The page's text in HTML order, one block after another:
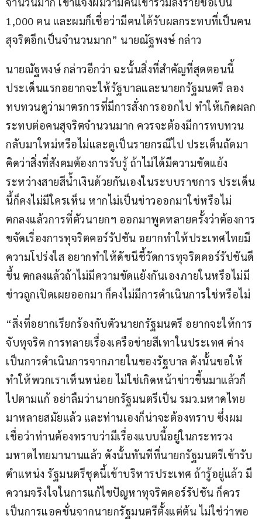
1,000 คน และผมก็เชื่อว่ามีคนได้รับผลกระทบที่เป็นคน
สุจริตอีกเป็นจำนวนมาก” นายณัฐพงษ์ กล่าว
นายณัฐพงษ์ กล่าวอีกว่า ฉะนั้นสิ่งที่สำคัญที่สุดตอนนี้
ประเด็นแรกอยากจะให้รัฐบาลและนายกรัฐมนตรี ลอง
ทบทวนดูว่ามาตรการที่มีการสั่งการออกไป ทำให้เกิดผลก
ระทบต่อคนสุจริตจำนวนมาก ควรจะต้องมีการทบทวน
กลับมาใหม่หรือไม่และดูเป็นรายกรณีไป ประเด็นถัดมา
คิดว่าสิ่งที่สังคมต้องการรับรู้ ถ้าไม่ได้มีความขัดแย้ง
ระหว่างสายสีน้ำเงินด้วยกันเองในระบบราชการ ประเด็น
นี้ก็คงไม่มีใครเห็น หากไม่เป็นข่าวออกมาใช่หรือไม่
ตกลงแล้วการที่ตัวนายกฯ ออกมาพูดหลายครั้งว่าต้องการ
ขจัดเรื่องการทุจริตคอร์รัปชัน อยากทำให้ประเทศไทยมี
ความโปร่งใส อยากทำให้ดัชนีชี้วัดการทุจริตคอร์รัปชันดี
ขึ้น ตกลงแล้วถ้าไม่มีความขัดแย้งกันเองภายในหรือไม่มี
ข่าวถูกเปิดเผยออกมา ก็คงไม่มีการดำเนินการใช่หรือไม่
“สิ่งที่อยากเรียกร้องกับตัวนายกรัฐมนตรี อยากจะให้การ
จับทุจริต การทลายเรื่องเครือข่ายสีเทาในประเทศ ต่าง
เป็นการดำเนินการจากภายในของรัฐบาล ดังนั้นขอให้
ทำให้พวกเราเห็นหน่อย ไม่ใช่เกิดหน้าข่าวขึ้นมาแล้วก็
ไปตามแก้ อย่าลืมว่านายกรัฐมนตรีเป็น รมว.มหาดไทย
มาหลายสมัยแล้ว และท่านเองก็น่าจะต้องทราบ ซึ่งผม
เชื่อว่าท่านต้องทราบว่ามีเรื่องแบบนี้อยู่ในกระทรวง
มหาดไทยมานานแล้ว ดังนั้นทันทีที่นายกรัฐมนตรีเข้ารับ
ตำแหน่ง รัฐมนตรีชุดนี้เข้าบริหารประเทศ ถ้ารู้อยู่แล้ว มี
ความจริงใจในการแก้ไขปัญหาทุจริตคอร์รัปชัน ก็ควร
เป็นการแอคชั่นจากนายกรัฐมนตรีตั้งแต่ต้น ไม่ใช่ว่าพอ